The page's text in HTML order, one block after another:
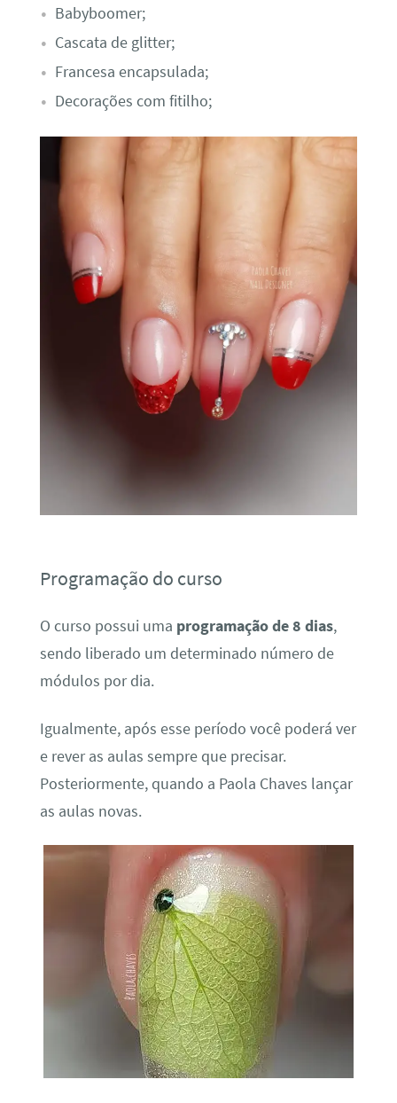
Babyboomer;
Cascata de glitter;
Francesa encapsulada;
Decorações com fitilho;
Programação do curso
O curso possui uma programação de 8 dias,
sendo liberado um determinado número de
módulos por dia.
Igualmente, após esse período você poderá ver
e rever as aulas sempre que precisar.
Posteriormente, quando a Paola Chaves lançar
as aulas novas.